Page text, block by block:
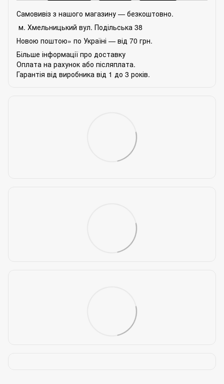
Самовивіз з нашого магазину — безкоштовно.
м. Хмельницький вул. Подільська 38
Новою поштою» по Україні — від 70 грн.
Більше інформації про доставку
Оплата на рахунок або післяплата.
Гарантія від виробника від 1 до 3 років.